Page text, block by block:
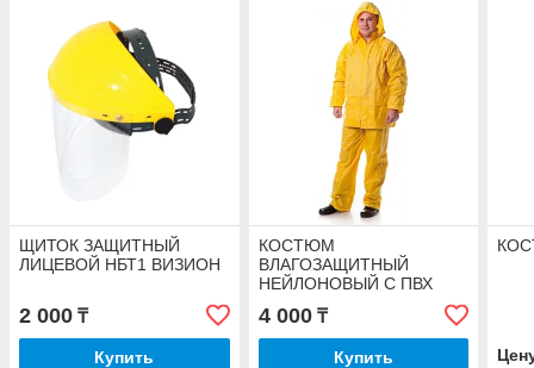
ЩИТОК ЗАЩИТНЫЙ
ЛИЦЕВОЙ НБТ1 ВИЗИОН
2 000 ₸
Купить
КОСТЮМ
ВЛАГОЗАЩИТНЫЙ
НЕЙЛОНОВЫЙ С ПВХ
4 000₸
Купить